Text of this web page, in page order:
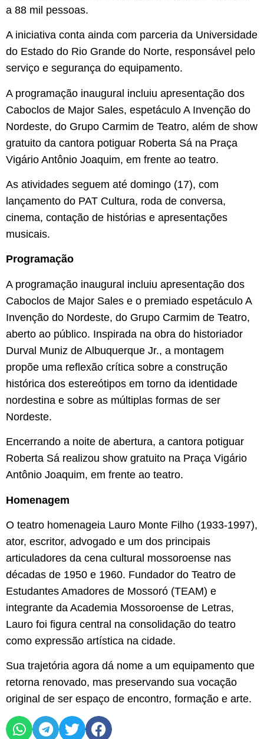
a 88 mil pessoas.
A iniciativa conta ainda com parceria da Universidade
do Estado do Rio Grande do Norte, responsável pelo
serviço e segurança do equipamento.
A programação inaugural incluiu apresentação dos
Caboclos de Major Sales, espetáculo A Invenção do
Nordeste, do Grupo Carmim de Teatro, além de show
gratuito da cantora potiguar Roberta Sá na Praça
Vigário Antônio Joaquim, em frente ao teatro.
As atividades seguem até domingo (17), com
lançamento do PAT Cultura, roda de conversa,
cinema, contação de histórias e apresentações
musicais.
Programação
A programação inaugural incluiu apresentação dos
Caboclos de Major Sales e o premiado espetáculo A
Invenção do Nordeste, do Grupo Carmim de Teatro,
aberto ao público. Inspirada na obra do historiador
Durval Muniz de Albuquerque Jr., a montagem
propõe uma reflexão crítica sobre a construção
histórica dos estereótipos em torno da identidade
nordestina e sobre as múltiplas formas de ser
Nordeste.
Encerrando a noite de abertura, a cantora potiguar
Roberta Sá realizou show gratuito na Praça Vigário
Antônio Joaquim, em frente ao teatro.
Homenagem
O teatro homenageia Lauro Monte Filho (1933-1997),
ator, escritor, advogado e um dos principais
articuladores da cena cultural mossoroense nas
décadas de 1950 e 1960. Fundador do Teatro de
Estudantes Amadores de Mossoró (TEAM) e
integrante da Academia Mossoroense de Letras,
Lauro foi figura central na consolidação do teatro
como expressão artística na cidade.
Sua trajetória agora dá nome a um equipamento que
retorna renovado, mas preservando sua vocação
original de ser espaço de encontro, formação e arte.